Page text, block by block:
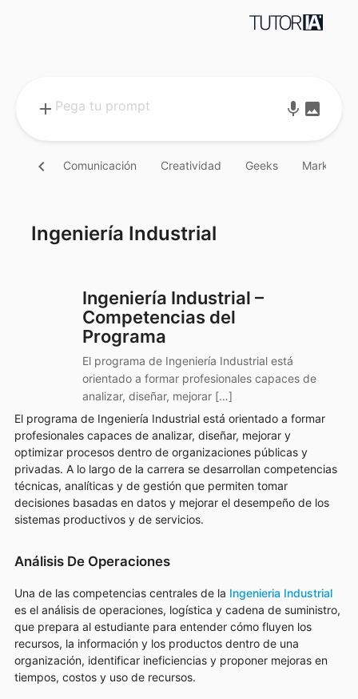
add mic image
chevron_left Comunicación Creatividad Geeks Marketing
Ingeniería Industrial
Ingeniería Industrial –
Competencias del
Programa
El programa de Ingeniería Industrial está
orientado a formar profesionales capaces de
analizar, diseñar, mejorar […]
El programa de Ingeniería Industrial está orientado a formar
profesionales capaces de analizar, diseñar, mejorar y
optimizar procesos dentro de organizaciones públicas y
privadas. A lo largo de la carrera se desarrollan competencias
técnicas, analíticas y de gestión que permiten tomar
decisiones basadas en datos y mejorar el desempeño de los
sistemas productivos y de servicios.
Análisis De Operaciones
Una de las competencias centrales de la Ingenieria Industrial
es el análisis de operaciones, logística y cadena de suministro,
que prepara al estudiante para entender cómo fluyen los
recursos, la información y los productos dentro de una
organización, identificar ineficiencias y proponer mejoras en
tiempos, costos y uso de recursos.